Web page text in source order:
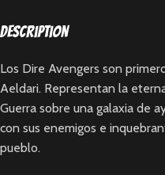
Description
Los Dire Avengers son
Aeldari. Representan la
Guerra sobre una galaxia de
con sus enemigos e
pueblo.